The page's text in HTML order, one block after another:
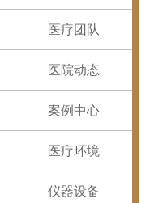
医疗团队
医院动态
案例中心
医疗环境
仪器设备